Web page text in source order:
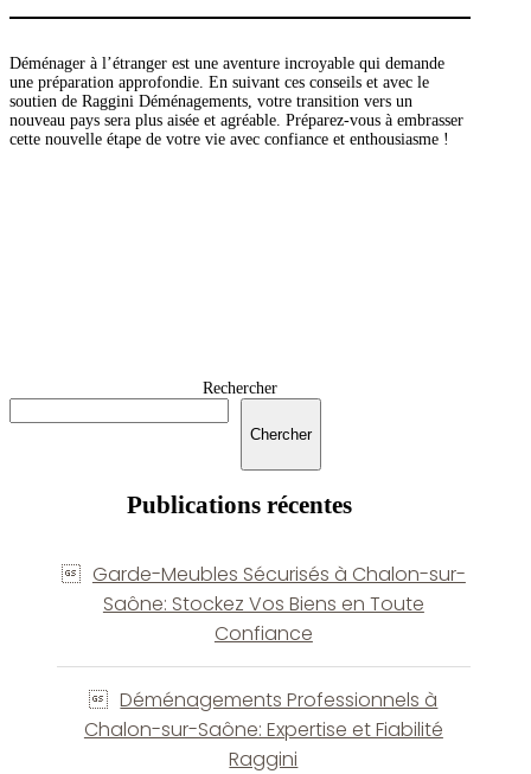
Déménager à l’étranger est une aventure incroyable qui demande
une préparation approfondie. En suivant ces conseils et avec le
soutien de Raggini Déménagements, votre transition vers un
nouveau pays sera plus aisée et agréable. Préparez-vous à embrasser
cette nouvelle étape de votre vie avec confiance et enthousiasme !
Rechercher
Chercher
Publications récentes
Garde-Meubles Sécurisés à Chalon-sur-
Saône: Stockez Vos Biens en Toute
Confiance
Déménagements Professionnels à
Chalon-sur-Saône: Expertise et Fiabilité
Raggini